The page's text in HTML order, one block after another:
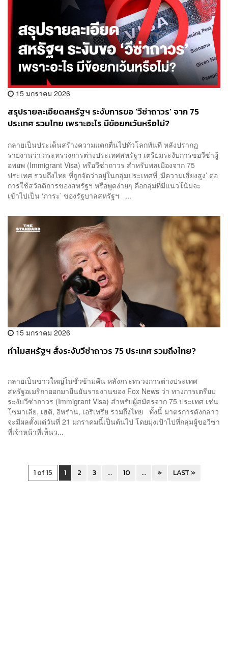
15 มกราคม 2026
สรุปรายละเอียดสหรัฐฯ ระงับการขอ ‘วีซ่าถาวร’ จาก 75
ประเทศ รวมไทย เพราะอะไร มีข้อยกเว้นหรือไม่?
กลายเป็นประเด็นสร้างความแตกตื่นไปทั่วโลกทันที หลังปรากฎ
รายงานว่า กระทรวงการต่างประเทศสหรัฐฯ เตรียมระงับการขอวีซ่าผู้
อพยพ (Immigrant Visa) หรือวีซ่าถาวร สำหรับพลเมืองจาก 75
ประเทศ รวมถึงไทย ที่ถูกจัดว่าอยู่ในกลุ่มประเทศที่ ‘มีความเสี่ยงสูง’ ต่อ
การใช้สวัสดิการของสหรัฐฯ หรือพูดง่ายๆ คือกลุ่มที่มีแนวโน้มจะ
เข้าไปเป็น ‘ภาระ’ ของรัฐบาลสหรัฐฯ ...
15 มกราคม 2026
ทำไมสหรัฐฯ สั่งระงับวีซ่าถาวร 75 ประเทศ รวมถึงไทย?
กลายเป็นข่าวใหญ่ในชั่วข้ามคืน หลังกระทรวงการต่างประเทศ
สหรัฐอเมริกาออกมายืนยันรายงานของ Fox News ว่า ทางการเตรียม
ระงับวีซ่าถาวร (Immigrant Visa) สำหรับผู้สมัครจาก 75 ประเทศ เช่น
โซมาเลีย, เฮติ, อิหร่าน, เอริเทรีย รวมถึงไทย ทั้งนี้ มาตรการดังกล่าว
จะมีผลตั้งแต่วันที่ 21 มกราคมนี้เป็นต้นไป โดยมุ่งเป้าไปที่กลุ่มผู้ขอวีซ่า
ที่เจ้าหน้าที่เห็นว...
1 of 15 1 2 3 ... 10 ... » LAST »